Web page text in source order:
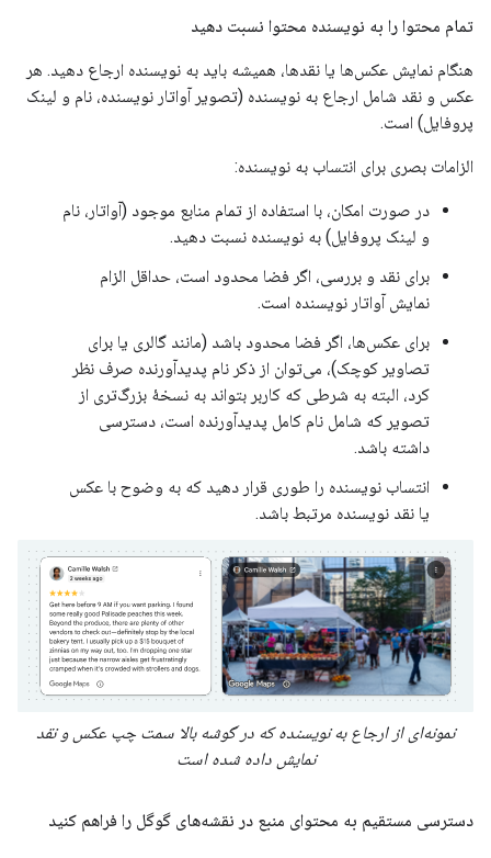
تمام محتوا را به نویسنده محتوا نسبت دهید
هنگام نمایش عکس‌ها یا نقدها، همیشه باید به نویسنده ارجاع دهید. هر
عکس و نقد شامل ارجاع به نویسنده (تصویر آواتار نویسنده، نام و لینک
پروفایل) است.
الزامات بصری برای انتساب به نویسنده:
در صورت امکان، با استفاده از تمام منابع موجود (آواتار، نام
و لینک پروفایل) به نویسنده نسبت دهید.
برای نقد و بررسی، اگر فضا محدود است، حداقل الزام
نمایش آواتار نویسنده است.
برای عکس‌ها، اگر فضا محدود باشد (مانند گالری یا برای
تصاویر کوچک)، می‌توان از ذکر نام پدیدآورنده صرف نظر
کرد، البته به شرطی که کاربر بتواند به نسخهٔ بزرگ‌تری از
تصویر که شامل نام کامل پدیدآورنده است، دسترسی
داشته باشد.
انتساب نویسنده را طوری قرار دهید که به وضوح با عکس
یا نقد نویسنده مرتبط باشد.
نمونه‌ای از ارجاع به نویسنده که در گوشه بالا سمت چپ عکس و نقد
نمایش داده شده است
دسترسی مستقیم به محتوای منبع در نقشه‌های گوگل را فراهم کنید